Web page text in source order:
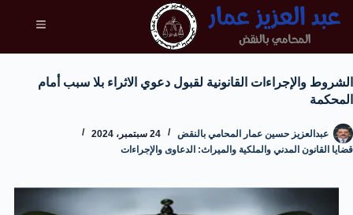
الشروط والإجراءات القانونية لقبول دعوي الاثراء بلا سبب أمام
المحكمة
عبدالعزيز حسين عمار المحامي بالنقض
24 سبتمبر، 2024
قضايا القانون المدني والملكية والميراث: الدعاوى والإجراءات